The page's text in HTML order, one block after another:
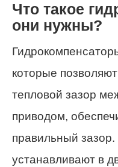
Что такое
они нужны?
которые
тепловой зазор
приводом,
правильный
устанавливают в